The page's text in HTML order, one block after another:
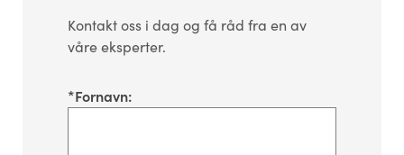
Kontakt oss i dag og få råd fra en av
våre eksperter.
*Fornavn: